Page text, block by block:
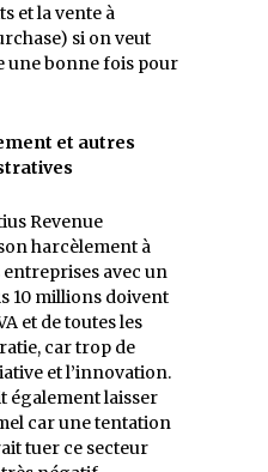
et la vente à
si on veut
une bonne fois pour
et autres
Revenue
harcèlement à
entreprises avec un
10 millions doivent
et de toutes les
car trop de
et l’innovation.
également laisser
car une tentation
tuer ce secteur